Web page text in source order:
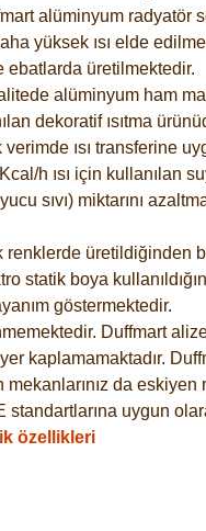
alüminyum
yüksek ısı elde
üretilmektedir.
alüminyum ham
dekoratif ısıtma
ısı transferine
h ısı için kullanılan
sıvı) miktarını
statik boya
göstermektedir.
Duffmart
kaplamamaktadır.
mekanlarınız da
uygun
özellikleri